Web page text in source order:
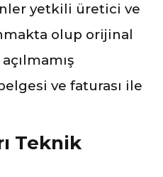
yetkili üretici ve
olup orijinal
ve faturası ile
Teknik